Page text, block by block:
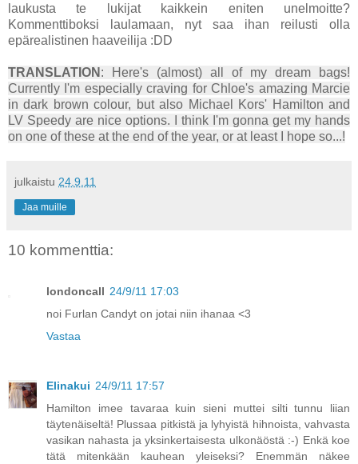
laukusta te lukijat kaikkein eniten unelmoitte?
Kommenttiboksi laulamaan, nyt saa ihan reilusti olla
epärealistinen haaveilija :DD
TRANSLATION : Here's (almost) all of my dream bags!
Currently I'm especially craving for Chloe's amazing Marcie
in dark brown colour, but also Michael Kors' Hamilton and
LV Speedy are nice options. I think I'm gonna get my hands
on one of these at the end of the year, or at least I hope so...!
julkaistu 24.9.11
Jaa muille
10 kommenttia:
londoncall 24/9/11 17:03
noi Furlan Candyt on jotai niin ihanaa <3
Vastaa
Elinakui 24/9/11 17:57
Hamilton imee tavaraa kuin sieni muttei silti tunnu liian
täytenäiseltä! Plussaa pitkistä ja lyhyistä hihnoista, vahvasta
vasikan nahasta ja yksinkertaisesta ulkonäöstä :-) Enkä koe
tätä mitenkään kauhean yleiseksi? Enemmän näkee